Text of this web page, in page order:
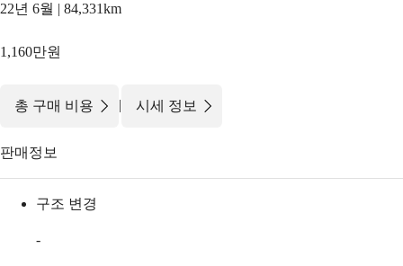
22년 6월 | 84,331km
1,160만원
총 구매 비용 | 시세 정보
판매정보
구조 변경
-